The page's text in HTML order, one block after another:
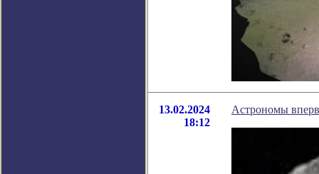
13.02.2024
18:12
Астрономы